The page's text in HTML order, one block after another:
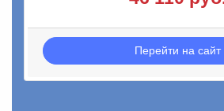
Перейти на сайт